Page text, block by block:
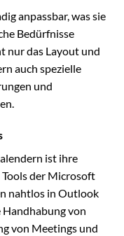
anpassbar, was sie
Bedürfnisse
nur das Layout und
auch spezielle
und
ist ihre
der Microsoft
nahtlos in Outlook
von
von Meetings und